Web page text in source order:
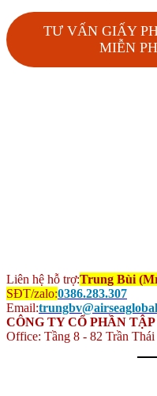
TƯ VẤN GIẤY
MIỄN
Liên hệ hỗ trợ:Trung Bùi
SĐT/zalo:0386.283.307
Email:
CÔNG TY CỔ PHẦN
Office: Tầng 8 - 82 Trần